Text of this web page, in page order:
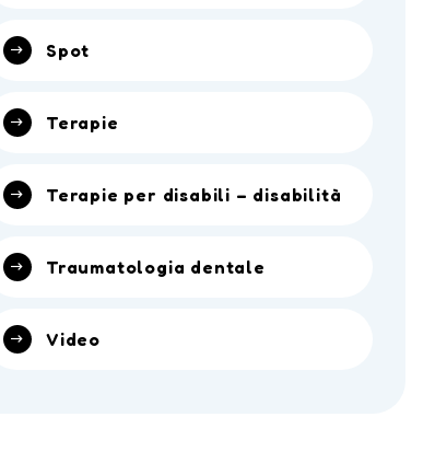
Spot
Terapie
Terapie per disabili – disabilità
Traumatologia dentale
Video